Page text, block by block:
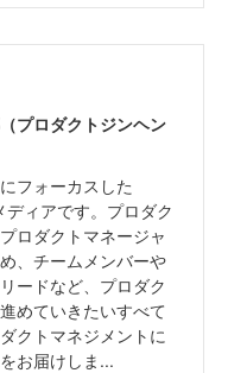
プロダクトジンヘン
フォーカスした
ィアです。プロダク
ロダクトマネージャ
、チームメンバーや
ードなど、プロダク
めていきたいすべて
クトマネジメントに
お届けしま...